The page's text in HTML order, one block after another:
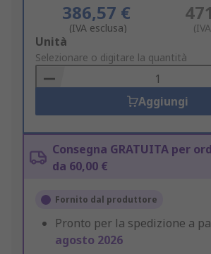
386,57 €
(IVA esclusa)
Add
to
Basket
Unità
Selezionare o digitare la quantità
Aggiungi
Consegna GRATUITA per
da 60,00 €
Fornito dal produttore
Pronto per la spedizione a
agosto 2026